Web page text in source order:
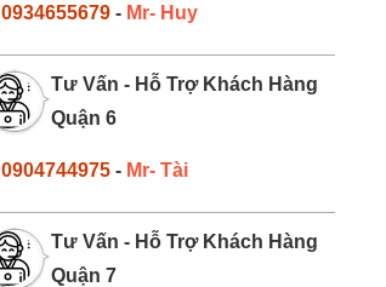
0934655679- Mr- Huy
Tư Vấn - Hỗ Trợ Khách Hàng
Quận 6
0904744975- Mr- Tài
Tư Vấn - Hỗ Trợ Khách Hàng
Quận 7